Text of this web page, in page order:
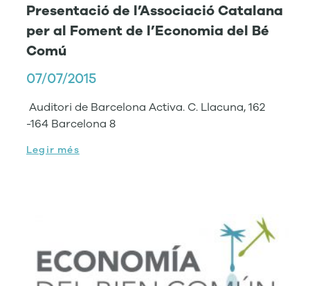
Presentació de l’Associació Catalana
per al Foment de l’Economia del Bé
Comú
07/07/2015
Auditori de Barcelona Activa. C. Llacuna, 162
-164 Barcelona 8
Legir més